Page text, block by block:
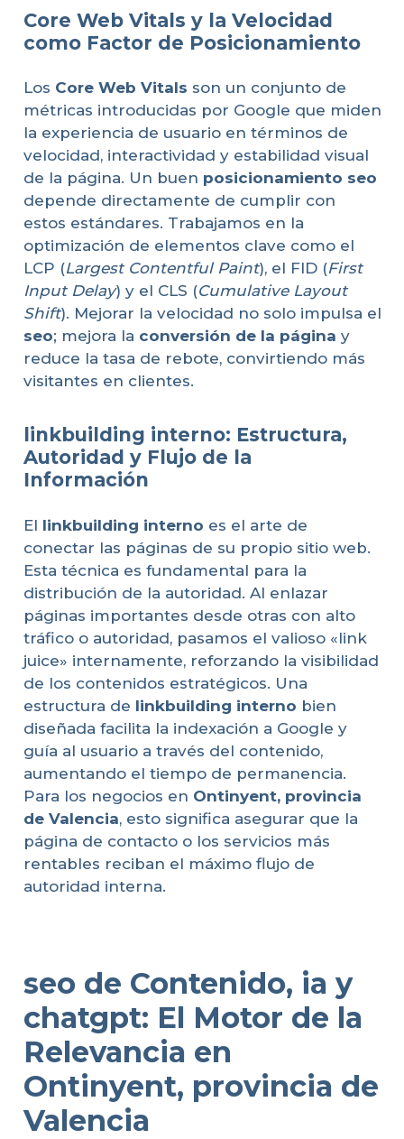
Core Web Vitals y la Velocidad
como Factor de Posicionamiento
Los Core Web Vitals son un conjunto de
métricas introducidas por Google que miden
la experiencia de usuario en términos de
velocidad, interactividad y estabilidad visual
de la página. Un buen posicionamiento seo
depende directamente de cumplir con
estos estándares. Trabajamos en la
optimización de elementos clave como el
LCP (Largest Contentful Paint), el FID (First
Input Delay) y el CLS (Cumulative Layout
Shift). Mejorar la velocidad no solo impulsa el
seo; mejora la conversión de la página y
reduce la tasa de rebote, convirtiendo más
visitantes en clientes.
linkbuilding interno: Estructura,
Autoridad y Flujo de la
Información
El linkbuilding interno es el arte de
conectar las páginas de su propio sitio web.
Esta técnica es fundamental para la
distribución de la autoridad. Al enlazar
páginas importantes desde otras con alto
tráfico o autoridad, pasamos el valioso «link
juice» internamente, reforzando la visibilidad
de los contenidos estratégicos. Una
estructura de linkbuilding interno bien
diseñada facilita la indexación a Google y
guía al usuario a través del contenido,
aumentando el tiempo de permanencia.
Para los negocios en Ontinyent, provincia
de Valencia, esto significa asegurar que la
página de contacto o los servicios más
rentables reciban el máximo flujo de
autoridad interna.
seo de Contenido, ia y
chatgpt: El Motor de la
Relevancia en
Ontinyent, provincia de
Valencia